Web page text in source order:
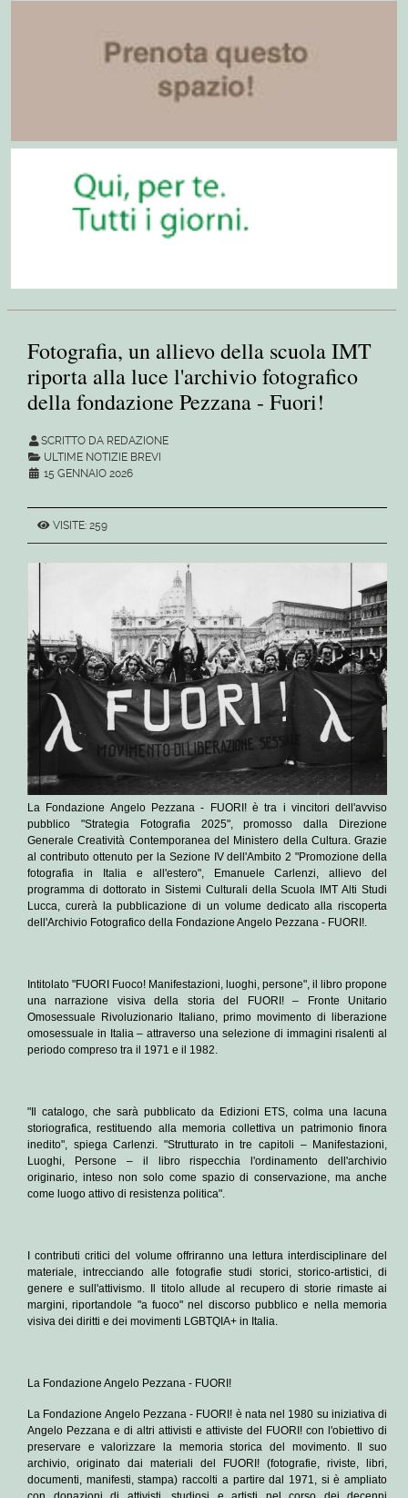
Fotografia, un allievo della scuola IMT
riporta alla luce l'archivio fotografico
della fondazione Pezzana - Fuori!
SCRITTO DA REDAZIONE
ULTIME NOTIZIE BREVI
15 GENNAIO 2026
VISITE: 259
La Fondazione Angelo Pezzana - FUORI! è tra i vincitori dell'avviso
pubblico "Strategia Fotografia 2025", promosso dalla Direzione
Generale Creatività Contemporanea del
Ministero della Cultura. Grazie
al contributo ottenuto per la Sezione IV dell'Ambito 2 "Promozione della
fotografia in Italia e all'estero",
Emanuele Carlenzi, allievo del
programma di dottorato in Sistemi Culturali dellaScuola IMT Alti Studi
Lucca, curerà la pubblicazione di un volume dedicato alla riscoperta
dell'Archivio Fotografico della Fondazione Angelo Pezzana - FUORI!.
Intitolato "FUORI Fuoco! Manifestazioni, luoghi, persone", il libro propone
una narrazione visiva della storia del
FUORI! – Fronte Unitario
Omosessuale Rivoluzionario Italiano, primo movimento di liberazione
omosessuale in Italia – attraverso una selezione di immagini risalenti al
periodo compreso tra il 1971 e il 1982.
"Il catalogo, che sarà pubblicato da Edizioni ETS, colma una lacuna
storiografica, restituendo alla memoria collettiva un patrimonio finora
inedito", spiega Carlenzi. "Strutturato in tre capitoli – Manifestazioni,
Luoghi, Persone – il libro rispecchia l'ordinamento dell'archivio
originario, inteso non solo come spazio di conservazione, ma anche
come luogo attivo di resistenza politica".
I contributi critici del volume offriranno una lettura interdisciplinare del
materiale, intrecciando alle fotografie studi storici, storico-artistici, di
genere e sull'attivismo. Il titolo allude al recupero di storie rimaste ai
margini, riportandole "a fuoco" nel discorso pubblico e nella memoria
visiva dei diritti e dei movimenti LGBTQIA+ in Italia.
La Fondazione Angelo Pezzana - FUORI!
La Fondazione Angelo Pezzana - FUORI! è nata nel 1980 su iniziativa di
Angelo Pezzana e di altri attivisti e attiviste del FUORI! con l'obiettivo di
preservare e valorizzare la memoria storica del movimento. Il suo
archivio, originato dai materiali del FUORI! (fotografie, riviste, libri,
documenti, manifesti, stampa) raccolti a partire dal 1971, si è ampliato